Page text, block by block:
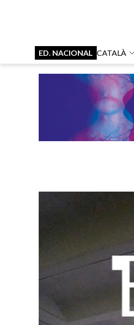
ED. NACIONAL CATALÀ